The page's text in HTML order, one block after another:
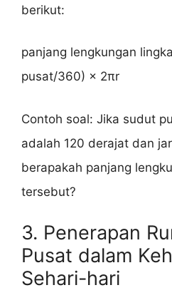
berikut:
panjang lengkungan
pusat/360) × 2πr
Contoh soal: Jika sudut
adalah 120 derajat dan
berapakah panjang
tersebut?
3. Penerapan
Pusat dalam
Sehari-hari